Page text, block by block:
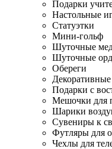
Подарки
Настольные
Статуэтки
Мини-гольф
Шуточные
Шуточные
Обереги
Подарки с
Мешочки для
Шарики
Сувениры к
Футляры для
Чехлы для